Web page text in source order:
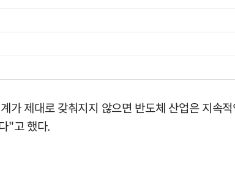
가 제대로 갖춰지지 않으면 반도체 산업은 지속
"고 했다.